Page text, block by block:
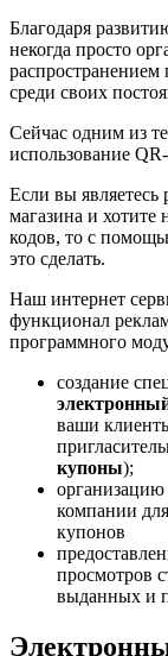
Благодаря
некогда просто
среди своих
Сейчас одним из
использование
Если вы
магазина и
кодов, то с
это сделать.
Наш интернет
функционал
программного
создание
ваши
купоны);
организацию
компании
купонов
просмотров
выданных и